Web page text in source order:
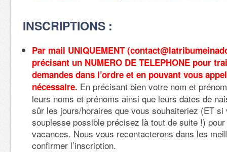
INSCRIPTIONS :
Par mail UNIQUEMENT
précisant un NUMERO DE TELEPHONE pour
demandes dans l’ordre et en pouvant vous
nécessaire. En précisant bien votre nom et
leurs noms et prénoms ainsi que leurs dates de
sûr les jours/horaires que vous souhaiteriez (ET si
souplesse possible précisez là tout de suite !) pour
vacances. Nous vous recontacterons dans les
confirmer l’inscription.